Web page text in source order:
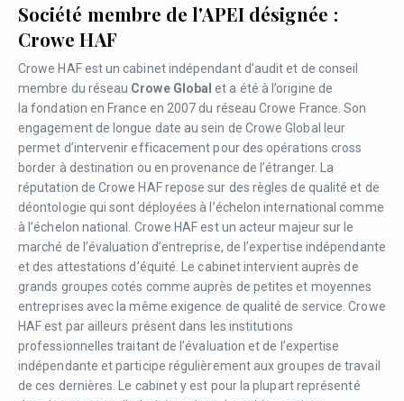
Société membre de l'APEI désignée :
Crowe HAF
Crowe HAF est un cabinet indépendant d’audit et de conseil
membre du réseau Crowe Global et a été à l’origine de
la fondation en France en 2007 du réseau Crowe France. Son
engagement de longue date au sein de Crowe Global leur
permet d’intervenir efficacement pour des opérations cross
border à destination ou en provenance de l’étranger. La
réputation de Crowe HAF repose sur des règles de qualité et de
déontologie qui sont déployées à l’échelon international comme
à l’échelon national. Crowe HAF est un acteur majeur sur le
marché de l’évaluation d’entreprise, de l’expertise indépendante
et des attestations d’équité. Le cabinet intervient auprès de
grands groupes cotés comme auprès de petites et moyennes
entreprises avec la même exigence de qualité de service. Crowe
HAF est par ailleurs présent dans les institutions
professionnelles traitant de l’évaluation et de l’expertise
indépendante et participe régulièrement aux groupes de travail
de ces dernières. Le cabinet y est pour la plupart représenté